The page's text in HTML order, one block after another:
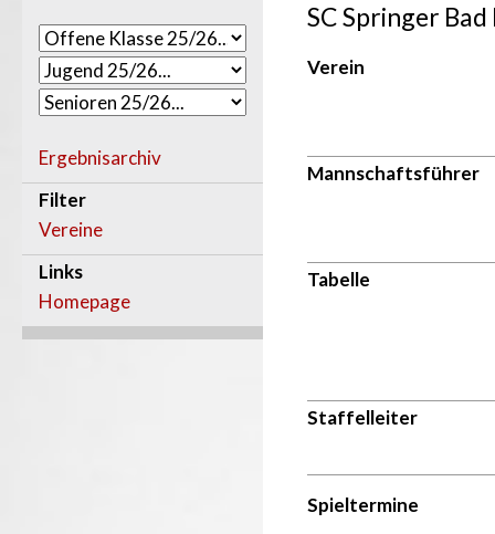
Ergebnisarchiv
Filter
Vereine
Links
Homepage
SC Springer
Verein
Mannschaftsführer
Tabelle
Staffelleiter
Spieltermine